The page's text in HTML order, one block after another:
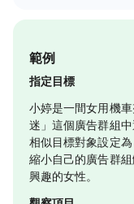
範例
指定目標
小婷是一間女用機
迷」這個廣告群組
相似目標對象設定
縮小自己的廣告群
興趣的女性。